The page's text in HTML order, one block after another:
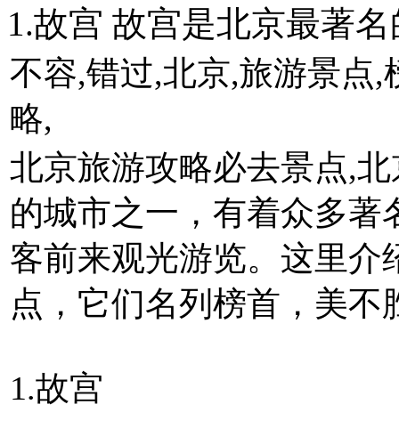
1.故宫 故宫是北京最著
不容,错过,北京,旅游景点
略,
北京旅游攻略必去景点,
的城市之一，有着众多著
客前来观光游览。这里介
点，它们名列榜首，美
1.故宫